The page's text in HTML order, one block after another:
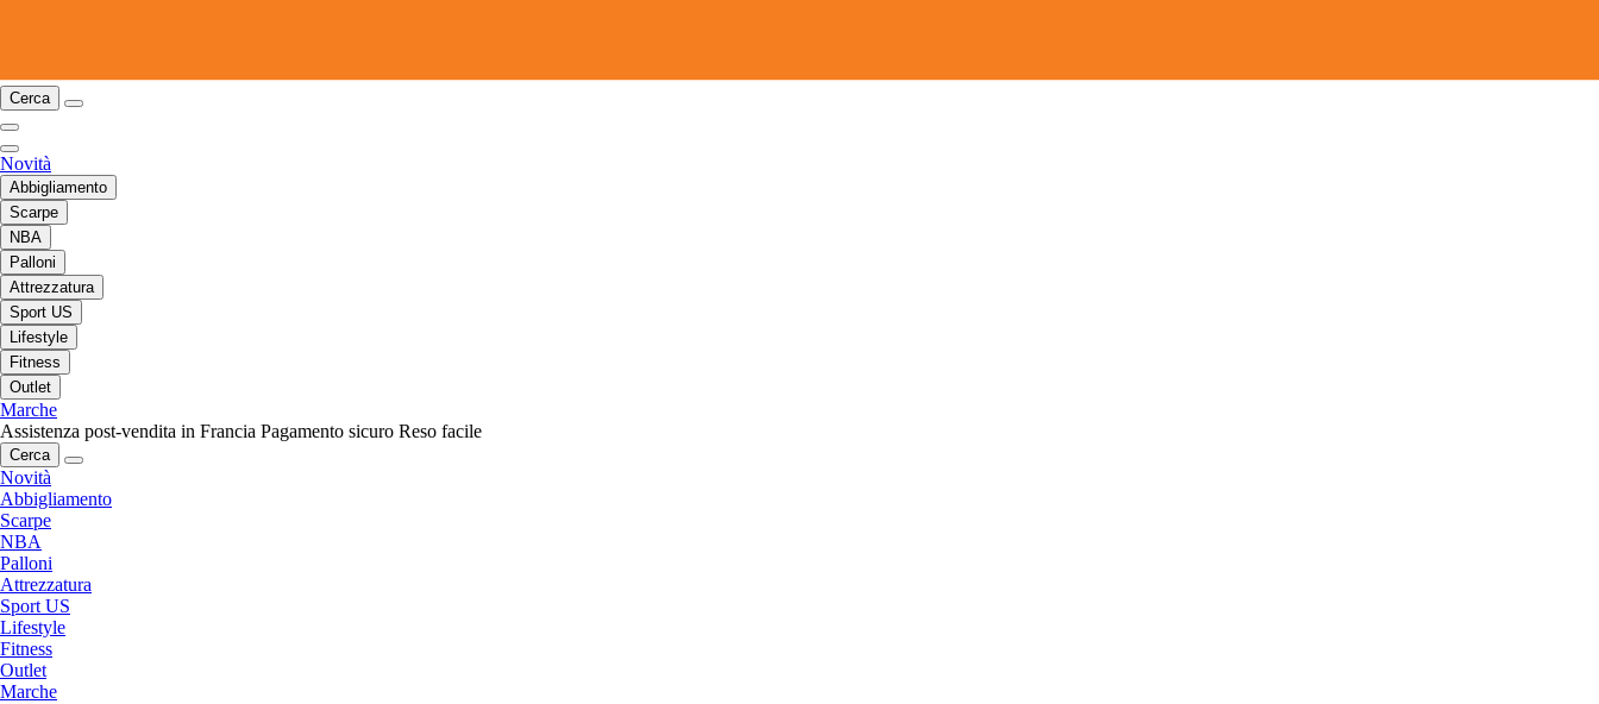
Cerca
Novità
Abbigliamento
Scarpe
NBA
Palloni
Attrezzatura
Sport US
Lifestyle
Fitness
Outlet
Marche
Assistenza post-vendita in Francia Pagamento sicuro Reso facile
Cerca
Novità
Abbigliamento
Scarpe
NBA
Palloni
Attrezzatura
Sport US
Lifestyle
Fitness
Outlet
Marche